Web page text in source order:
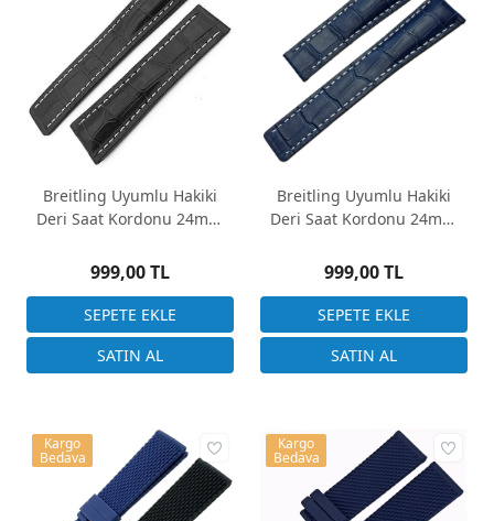
Breitling Uyumlu Hakiki
Deri Saat Kordonu 24mm
999,00 TL
Breitling Uyumlu Hakiki
Deri Saat Kordonu 24mm
999,00 TL
Kargo
Bedava
Kargo
Bedava